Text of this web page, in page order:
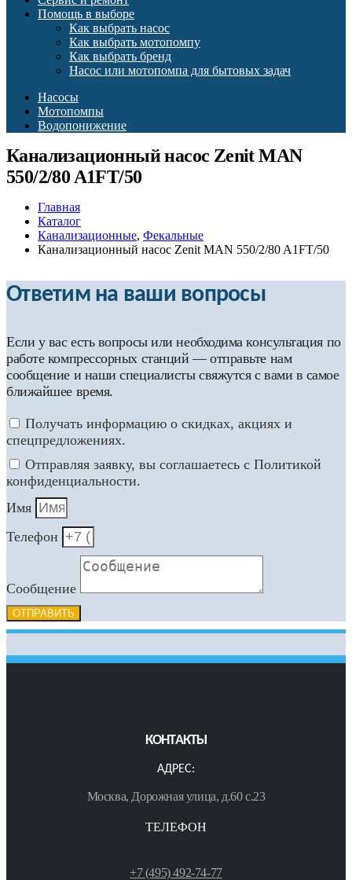
Помощь в выборе
Как выбрать насос
Как выбрать мотопомпу
Как выбрать бренд
Насос или мотопомпа для бытовых задач
Насосы
Мотопомпы
Водопонижение
Канализационный насос Zenit MAN
550/2/80 A1FT/50
Главная
Каталог
Канализационные, Фекальные
Канализационный насос Zenit MAN 550/2/80 A1FT/50
Ответим на ваши вопросы
Если у вас есть вопросы или необходима консультация по
работе компрессорных станций — отправьте нам
сообщение и наши специалисты свяжутся с вами в самое
ближайшее время.
Получать информацию о скидках, акциях и
спецпредложениях.
Отправляя заявку, вы соглашаетесь с Политикой
конфиденциальности.
Имя
Телефон
Сообщение
ОТПРАВИТЬ
КОНТАКТЫ
АДРЕС:
Москва, Дорожная улица, д.60 с.23
ТЕЛЕФОН
+7 (495) 492-74-77